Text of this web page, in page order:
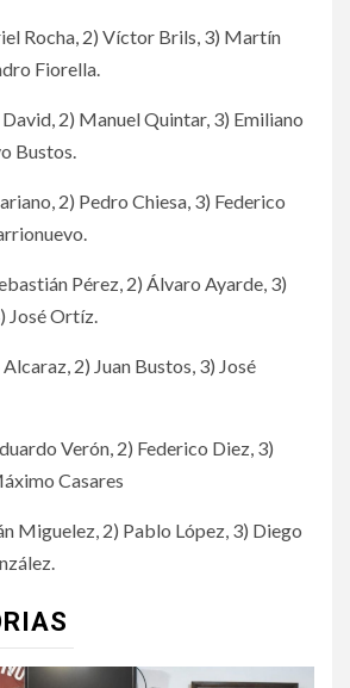
Rocha, 2) Víctor Brils, 3) Martín
Fiorella.
2) Manuel Quintar, 3) Emiliano
Bustos.
2) Pedro Chiesa, 3) Federico
Pérez, 2) Álvaro Ayarde, 3)
José Ortíz.
2) Juan Bustos, 3) José
Verón, 2) Federico Diez, 3)
Casares
Miguelez, 2) Pablo López, 3) Diego